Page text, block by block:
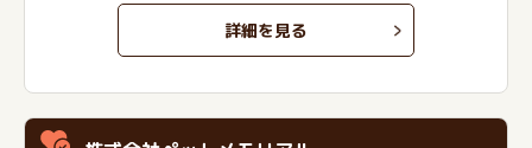
詳細を見る